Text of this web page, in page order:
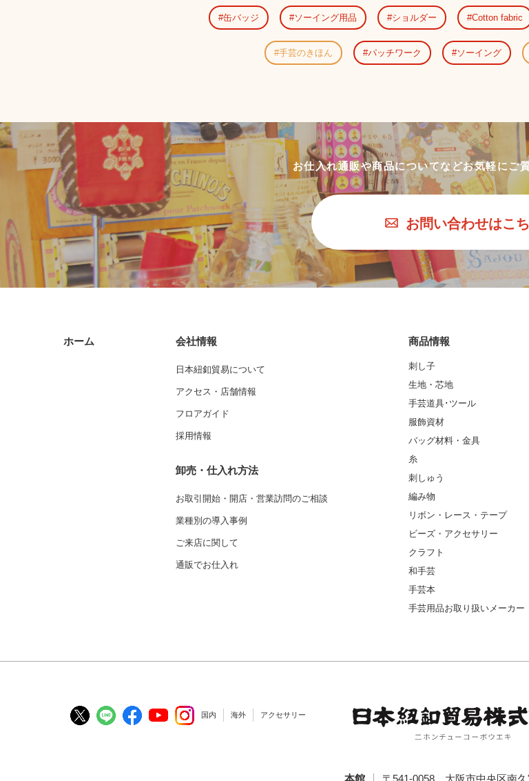
缶バッジ ソーイング用品 ショルダー Cotton fabric
手芸のきほん パッチワーク ソーイング
お仕入れ通販や商品についてなどお気軽にご
お問い合わせはこ
ホーム 会社情報
日本紐釦貿易について
アクセス・店舗情報
フロアガイド
採用情報
卸売・仕入れ方法
お取引開始・開店・営業訪問のご相談
業種別の導入事例
ご来店に関して
通販でお仕入れ
商品情報
刺し子
生地・芯地
手芸道具･ツール
服飾資材
バッグ材料・金具
糸
刺しゅう
編み物
リボン・レース・テープ
ビーズ・アクセサリー
クラフト
和手芸
手芸本
手芸用品お取り扱いメーカー
国内 海外 アクセサリー
本館 〒541-0058 大阪市中央区南